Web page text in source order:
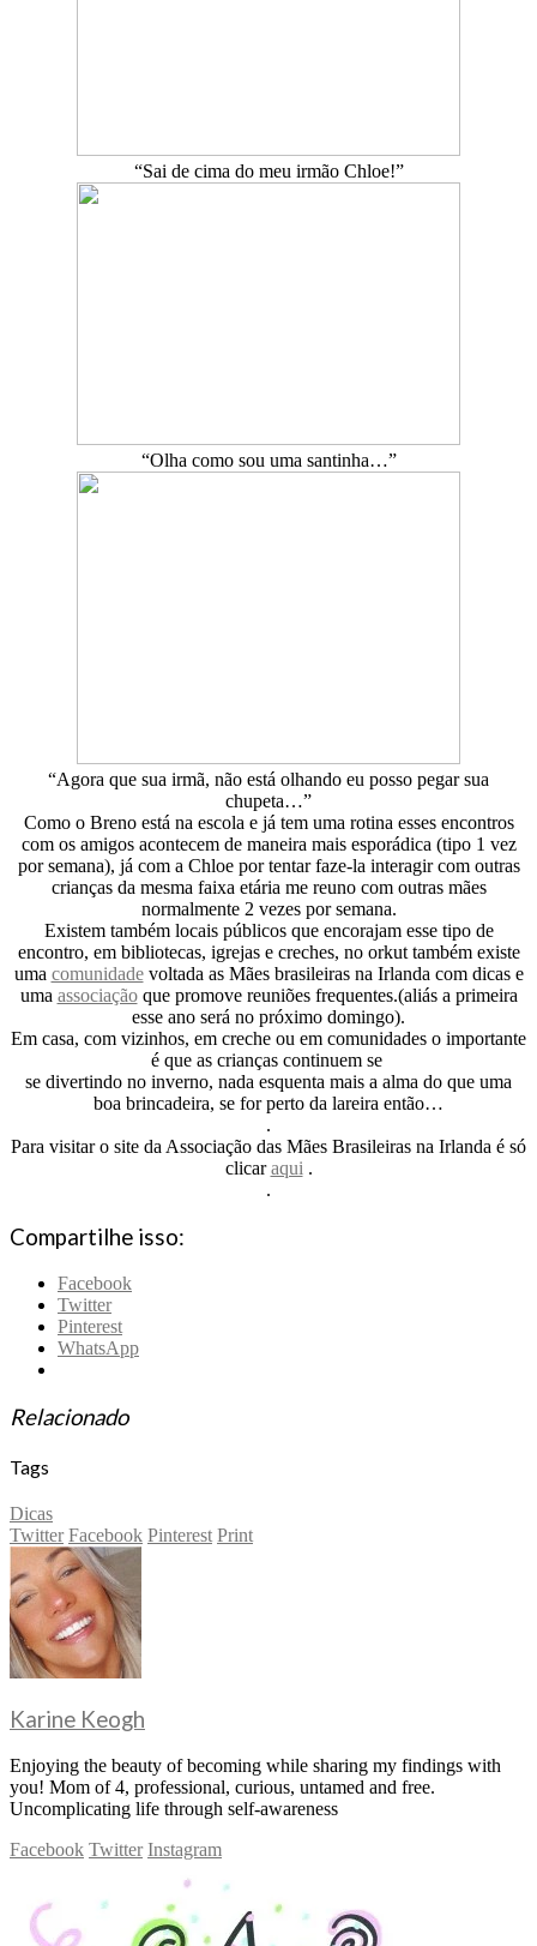
“Sai de cima do meu irmão Chloe!”
“Olha como sou uma santinha…”
“Agora que sua irmã, não está olhando eu posso pegar sua
chupeta…”
Como o Breno está na escola e já tem uma rotina esses encontros
com os amigos acontecem de maneira mais esporádica (tipo 1 vez
por semana), já com a Chloe por tentar faze-la interagir com outras
crianças da mesma faixa etária me reuno com outras mães
normalmente 2 vezes por semana.
Existem também locais públicos que encorajam esse tipo de
encontro, em bibliotecas, igrejas e creches, no orkut também existe
uma comunidadevoltada as Mães brasileiras na Irlanda com dicas e
uma associaçãoque promove reuniões frequentes.(aliás a primeira
esse ano será no próximo domingo).
Em casa, com vizinhos, em creche ou em comunidades o importante
é que as crianças continuem se
se divertindo no inverno, nada esquenta mais a alma do que uma
boa brincadeira, se for perto da lareira então…
.
Para visitar o site da Associação das Mães Brasileiras na Irlanda é só
clicaraqui.
.
Compartilhe isso:
Facebook
Twitter
Pinterest
WhatsApp
Relacionado
Tags
Dicas
Twitter Facebook Pinterest Print
Karine Keogh
Enjoying the beauty of becoming while sharing my findings with
you! Mom of 4, professional, curious, untamed and free.
Uncomplicating life through self-awareness
Facebook Twitter Instagram